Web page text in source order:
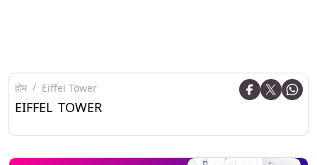
होम Eiffel Tower
EIFFEL TOWER